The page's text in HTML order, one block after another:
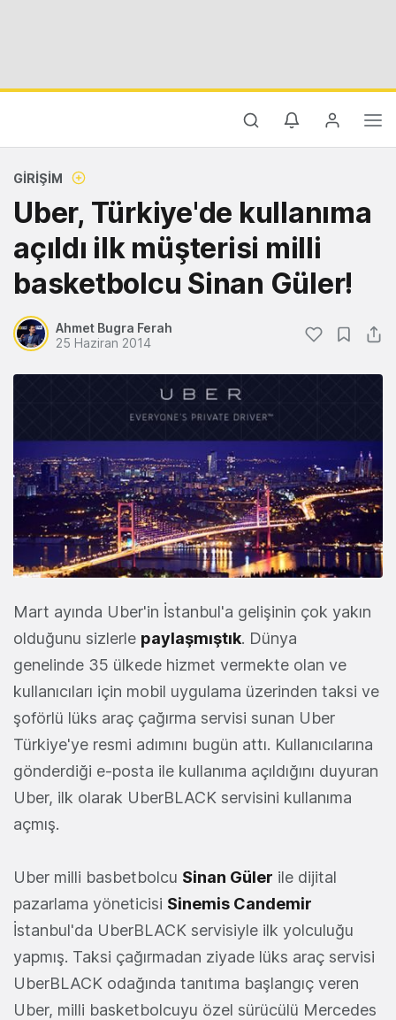
GIRIŞIM
Uber, Türkiye'de kullanıma
açıldı ilk müşterisi milli
basketbolcu Sinan Güler!
Ahmet Bugra Ferah
25 Haziran 2014
Mart ayında Uber'in İstanbul'a gelişinin çok yakın
olduğunu sizlerle paylaşmıştık. Dünya
genelinde 35 ülkede hizmet vermekte olan ve
kullanıcıları için mobil uygulama üzerinden taksi ve
şoförlü lüks araç çağırma servisi sunan Uber
Türkiye'ye resmi adımını bugün attı. Kullanıcılarına
gönderdiği e-posta ile kullanıma açıldığını duyuran
Uber, ilk olarak UberBLACK servisini kullanıma
açmış.
Uber milli basbetbolcu Sinan Güler ile dijital
pazarlama yöneticisi Sinemis Candemir
İstanbul'da UberBLACK servisiyle ilk yolculuğu
yapmış. Taksi çağırmadan ziyade lüks araç servisi
UberBLACK odağında tanıtıma başlangıç veren
Uber, milli basketbolcuyu özel sürücülü Mercedes